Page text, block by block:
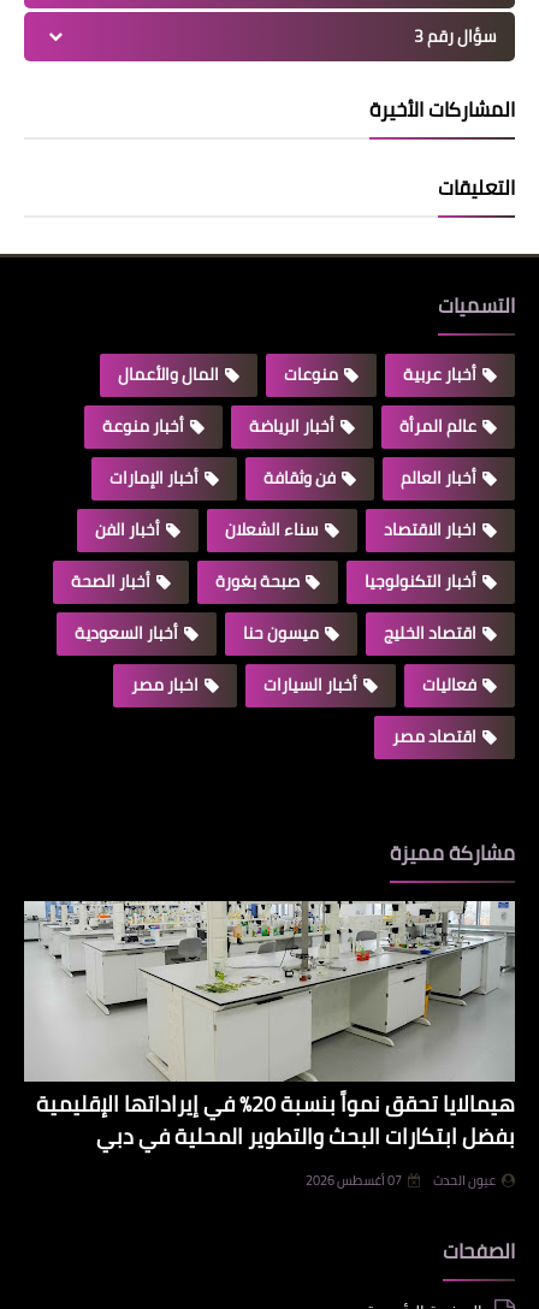
سؤال رقم 3
المشاركات الأخيرة
التعليقات
التسميات
أخبار عربية منوعات
المال والأعمال
عالم المرأة
أخبار الرياضة
أخبار منوعة
أخبار العالم
فن وثقافة
أخبار الإمارات
اخبار الاقتصاد
سناء الشعلان
أخبار الفن
أخبار التكنولوجيا
صبحة بغورة
أخبار الصحة
اقتصاد الخليج
ميسون حنا
أخبار السعودية
فعاليات
أخبار السيارات
اخبار مصر
اقتصاد مصر
مشاركة مميزة
هيمالايا تحقق نمواً بنسبة 20% في إيراداتها الإقليمية
بفضل ابتكارات البحث والتطوير المحلية في دبي
عيون الحدث 07 أغسطس 2026
الصفحات